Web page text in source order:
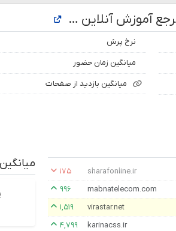
تحلیل رتبه و بازدید سایت بزرگترین مرجع آموزش آنلاین رایگان - ویراستار
نرخ پرش
میانگین زمان حضور
میانگین بازدید از صفحات
sharafonline.ir
۱۷۵
mabnatelecom.com
۹۹۶
virastar.net
۱,۵۱۹
karinacss.ir
۴,۷۹۹